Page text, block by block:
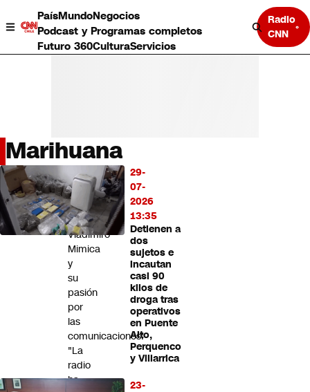
PaísMundoNegocios
Podcast y Programas completos
Futuro 360CulturaServicios
Radio
CNN
País
Mundo
Negocios
Deportes
Programas completos
CNN tiempo
Marihuana
29-
07-
2026
13:35
Detienen a
dos
sujetos e
incautan
casi 90
kilos de
droga tras
operativos
en Puente
Alto,
Perquenco
y Villarrica
23-
MÁS
LEÍDO
Vladimiro
Mimica
y
su
pasión
por
las
comunicaciones:
"La
radio
ha